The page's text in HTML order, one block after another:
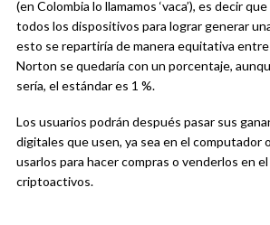
(en Colombia lo llamamos ‘vaca’), es decir
todos los dispositivos para lograr generar
esto se repartiría de manera equitativa
Norton se quedaría con un porcentaje,
sería, el estándar es 1 %.
Los usuarios podrán después pasar sus
digitales que usen, ya sea en el computador
usarlos para hacer compras o venderlos en
criptoactivos.